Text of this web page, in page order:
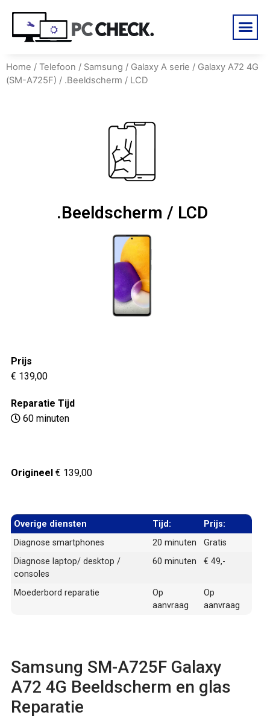
Home / Telefoon / Samsung / Galaxy A serie / Galaxy A72 4G
(SM-A725F) / .Beeldscherm / LCD
.Beeldscherm / LCD
Prijs
€ 139,00
Reparatie Tijd
60 minuten
Origineel € 139,00
Overige diensten Tijd:
Prijs:
Diagnose smartphones
20 minuten
Gratis
Diagnose laptop/ desktop /
consoles
60 minuten € 49,-
Moederbord reparatie
Op
aanvraag
Op
aanvraag
Samsung SM-A725F Galaxy
A72 4G Beeldscherm en glas
Reparatie